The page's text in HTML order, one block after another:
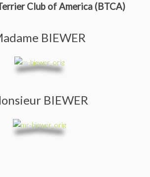
Challenge et Biewer Challenge
“Spécial Yorkshire Challenge” et “Biewer
Club of America (BTCA)
BIEWER
BIEWER